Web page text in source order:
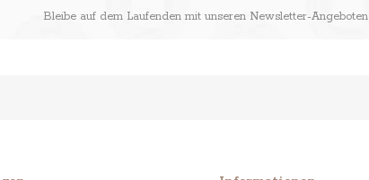
Bleibe auf dem Laufenden mit unseren Newsletter-Angeboten